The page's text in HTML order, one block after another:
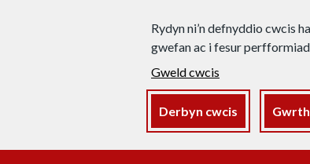
Rydyn ni’n defnyddio cwcis
gwefan ac i fesur
Gweld cwcis
Derbyn cwcis